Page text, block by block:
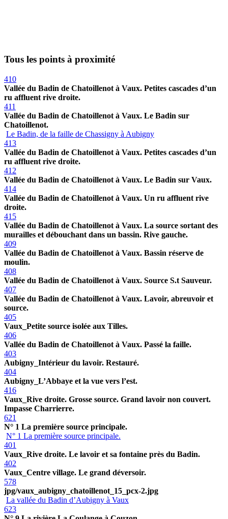
Tous les points à proximité
410
Vallée du Badin de Chatoillenot à Vaux. Petites cascades d’un
ru affluent rive droite.
411
Vallée du Badin de Chatoillenot à Vaux. Le Badin sur
Chatoillenot.
Le Badin, de la faille de Chassigny à Aubigny
413
Vallée du Badin de Chatoillenot à Vaux. Petites cascades d’un
ru affluent rive droite.
412
Vallée du Badin de Chatoillenot à Vaux. Le Badin sur Vaux.
414
Vallée du Badin de Chatoillenot à Vaux. Un ru affluent rive
droite.
415
Vallée du Badin de Chatoillenot à Vaux. La source sortant des
murailles et débouchant dans un bassin. Rive gauche.
409
Vallée du Badin de Chatoillenot à Vaux. Bassin réserve de
moulin.
408
Vallée du Badin de Chatoillenot à Vaux. Source S.t Sauveur.
407
Vallée du Badin de Chatoillenot à Vaux. Lavoir, abreuvoir et
source.
405
Vaux_Petite source isolée aux Tilles.
406
Vallée du Badin de Chatoillenot à Vaux. Passé la faille.
403
Aubigny_Intérieur du lavoir. Restauré.
404
Aubigny_L’Abbaye et la vue vers l’est.
416
Vaux_Rive droite. Grosse source. Grand lavoir non couvert.
Impasse Charrierre.
621
N° 1 La première source principale.
N° 1 La première source principale.
401
Vaux_Rive droite. Le lavoir et sa fontaine près du Badin.
402
Vaux_Centre village. Le grand déversoir.
578
jpg/vaux_aubigny_chatoillenot_15_pcx-2.jpg
La vallée du Badin d’Aubigny à Vaux
623